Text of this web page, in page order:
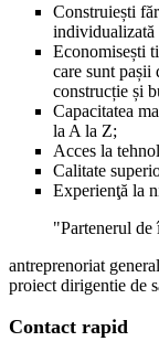
Construiești
individualizată
Economisești
care sunt pașii
construcție și
Capacitatea
la A la Z;
Acces la
Calitate
Experienţă la
"Partenerul
antreprenoriat general
proiect dirigentie de
Contact rapid